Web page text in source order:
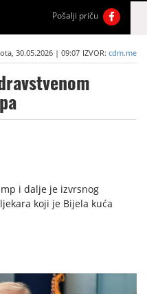
Pošalji priču
30.05.2026 | 09:07 IZVOR: cdm.me
i dalje je izvrsnog
koji je Bijela kuća